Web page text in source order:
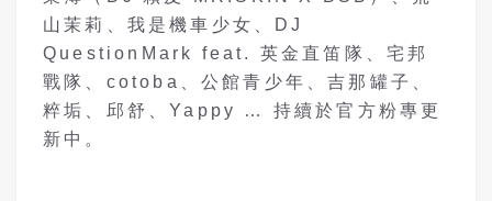
山茉莉、我是機車少女、DJ
QuestionMark feat. 英金直笛隊、宅邦
戰隊、cotoba、公館青少年、吉那罐子、
粹垢、邱舒、Yappy … 持續於官方粉專更
新中。